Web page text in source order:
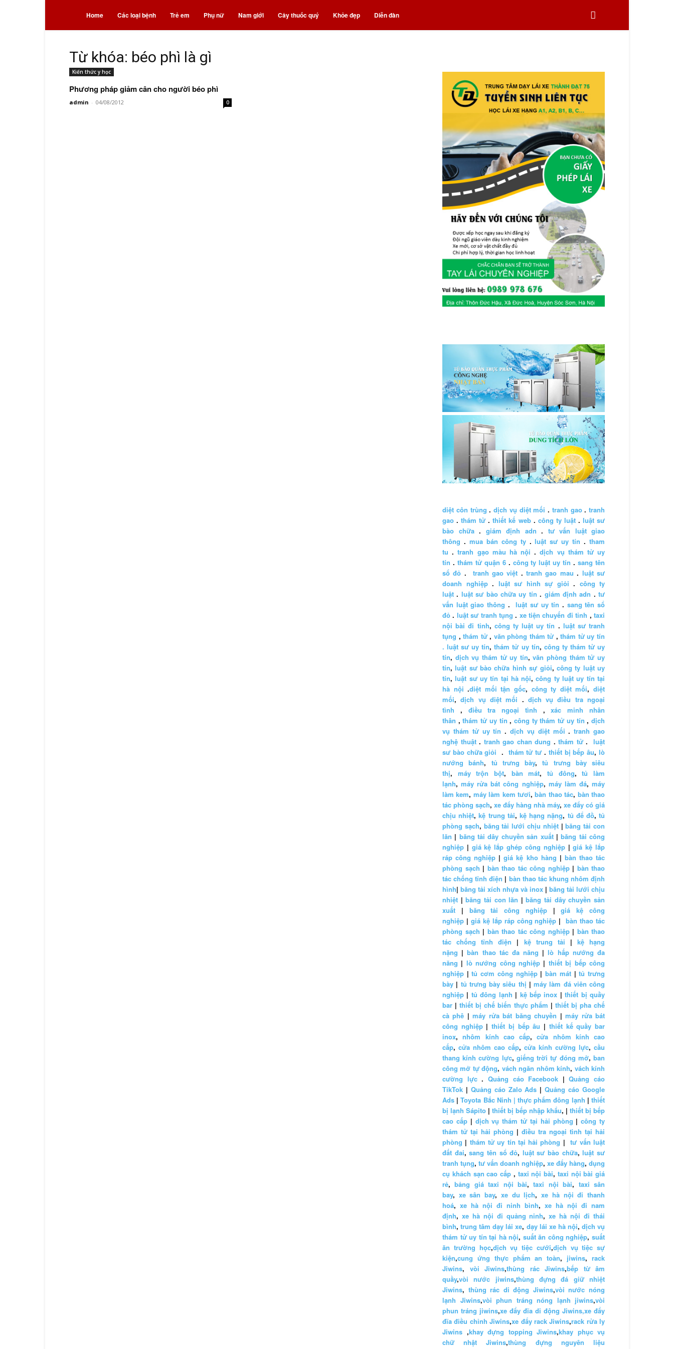
Bệnh
thuốc
Home Các loại bệnh Trẻ em Phụ nữ Nam giới Cây thuốc quý Khỏe đẹp Diễn đàn
Từ khóa: béo phì là gì
Kiến thức y học
Phương pháp giảm cân cho người béo phì
admin - 04/08/2012 0
diệt côn trùng . dịch vụ diệt mối . tranh gao. tranh
gao .thám tử .thiết kế web. công ty luật.luật sư
bào chữa. giám định adn . tư vấn luật giao
thông . mua bán công ty.luật sư uy tín .tham
tu .tranh gạo màu hà nội .dịch vụ thám tử uy
tín . thám tử quận 6. công ty luật uy tín .sang tên
sổ đỏ . tranh gao việt .tranh gao mau . luật sư
doanh nghiệp. luật sư hình sự giỏi . công ty
luật . luật sư bào chữa uy tín . giám định adn .tư
vấn luật giao thông .luật sư uy tín . sang tên sổ
đỏ . luật sư tranh tụng . xe tiện chuyến đi tỉnh ,taxi
nội bài đi tỉnh, công ty luật uy tín . luật sư tranh
tụng ,thám tử, văn phòng thám tử ,thám tử uy tín
. luật sư uy tín,thám tử uy tín, công ty thám tử uy
tín, dịch vụ thám tử uy tín,văn phòng thám tử uy
tín,luật sư bào chữa hình sự giỏi, công ty luật uy
tín,luật sư uy tín tại hà nội,công ty luật uy tín tại
hà nội.diệt mối tận gốc, công ty diệt mối,diệt
mối,dịch vụ diệt mối . dịch vụ điều tra ngoại
tình , điều tra ngoại tình ,xác minh nhân
thân ,thám tử uy tín ,công ty thám tử uy tín ,dịch
vụ thám tử uy tín .dịch vụ diệt mối .tranh gao
nghệ thuật. tranh gao chan dung . thám tử. luật
sư bào chữa giỏi . thám tử tư . thiết bị bếp âu,lò
nướng bánh, tủ trưng bày,tủ trưng bày siêu
thị, máy trộn bột, bàn mát,tủ đông,tủ làm
lạnh,máy rửa bát công nghiệp, máy làm đá,máy
làm kem, máy làm kem tươi,bàn thao tác, bàn thao
tác phòng sạch, xe đẩy hàng nhà máy, xe đẩy có giá
chịu nhiệt,kệ trung tải, kệ hạng nặng, tủ để đồ,tủ
phòng sạch, băng tải lưới chịu nhiệt|băng tải con
lăn | băng tải dây chuyền sản xuất|băng tải công
nghiệp | giá kệ lắp ghép công nghiệp|giá kệ lắp
ráp công nghiệp |giá kệ kho hàng | bàn thao tác
phòng sạch | bàn thao tác công nghiệp| bàn thao
tác chống tĩnh điện | bàn thao tác khung nhôm định
hình| băng tải xích nhựa và inox | băng tải lưới chịu
nhiệt |băng tải con lăn |băng tải dây chuyền sản
xuất | băng tải công nghiệp|giá kệ công
nghiệp | giá kệ lắp ráp công nghiệp |bàn thao tác
phòng sạch | bàn thao tác công nghiệp| bàn thao
tác chống tĩnh điện | kệ trung tải | kệ hạng
nặng |bàn thao tác đa năng |lò hấp nướng đa
năng | lò nướng công nghiệp | thiết bị bếp công
nghiệp |tủ cơm công nghiệp|bàn mát|tủ trưng
bày | tủ trưng bày siêu thị | máy làm đá viên công
nghiệp | tủ đông lạnh | kệ bếp inox |thiết bị quầy
bar |thiết bị chế biến thực phẩm | thiết bị pha chế
cà phê |máy rửa bát băng chuyền |máy rửa bát
công nghiệp|thiết bị bếp âu | thiết kế quầy bar
inox,nhôm kính cao cấp,cửa nhôm kính cao
cấp, cửa nhôm cao cấp, cửa kính cường lực, cầu
thang kính cường lực, giếng trời tự đóng mở,ban
công mở tự động, vách ngăn nhôm kính, vách kính
cường lực. Quảng cáo Facebook |Quảng cáo
TikTok | Quảng cáo Zalo Ads |Quảng cáo Google
Ads |Toyota Bắc Ninh | thực phẩm đông lạnh |thiết
bị lạnh Sápito | thiết bị bếp nhập khẩu, | thiết bị bếp
cao cấp| dịch vụ thám tử tại hải phòng |công ty
thám tử tại hải phòng | điều tra ngoại tình tại hải
phòng | thám tử uy tín tại hải phòng |tư vấn luật
đất đai,sang tên sổ đỏ, luật sư bào chữa,luật sư
tranh tụng, tư vấn doanh nghiệp, xe đẩy hàng, dụng
cụ khách sạn cao cấp , taxi nội bài, taxi nội bài giá
rẻ,bảng giá taxi nội bài,taxi nội bài, taxi sân
bay, xe sân bay, xe du lịch,xe hà nội đi thanh
hoá, xe hà nội đi ninh bình, xe hà nội đi nam
định, xe hà nội đi quảng ninh,xe hà nội đi thái
bình,trung tâm dạy lái xe, dạy lái xe hà nội, dịch vụ
thám tử uy tín tại hà nội, suất ăn công nghiệp,suất
ăn trường học,dịch vụ tiệc cưới,dịch vụ tiệc sự
kiện,cung ứng thực phẩm an toàn, jiwins,rack
Jiwins, vòi Jiwins,thùng rác Jiwins,bếp từ âm
quầy,vòi nước jiwins,thùng đựng đá giữ nhiệt
Jiwins, thùng rác di động Jiwins,vòi nước nóng
lạnh Jiwins,vòi phun tráng nóng lạnh jiwins,vòi
phun tráng jiwins,xe đẩy đĩa di động Jiwins,xe đẩy
đĩa điều chỉnh Jiwins,xe đẩy rack Jiwins,rack rửa ly
Jiwins ,khay đựng topping Jiwins,khay phục vụ
chữ nhật Jiwins,thùng đựng nguyên liệu